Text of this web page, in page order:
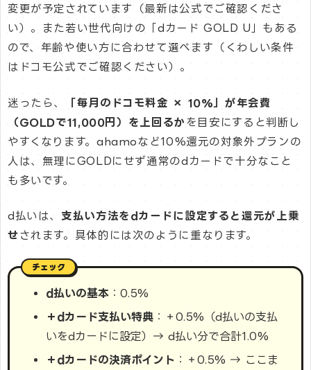
変更が予定されています（最新は公式でご確認くださ
い）。また若い世代向けの「dカード GOLD U」もある
ので、年齢や使い方に合わせて選べます（くわしい条件
はドコモ公式でご確認ください）。
迷ったら、
「毎月のドコモ料金 × 10%」が年会費
（GOLDで11,000円）を上回るか を目安にすると判断し
やすくなります。ahamoなど10%還元の対象外プランの
人は、無理にGOLDにせず通常のdカードで十分なこと
も多いです。
d払いは、 支払い方法をdカードに設定すると還元が上乗
せされます。具体的には次のように重なります。
d払いの基本 ：0.5%
＋dカード支払い特典 ：＋0.5%（d払いの支払
いをdカードに設定）→ d払い分で合計1.0%
＋dカードの決済ポイント ：＋0.5% → ここま